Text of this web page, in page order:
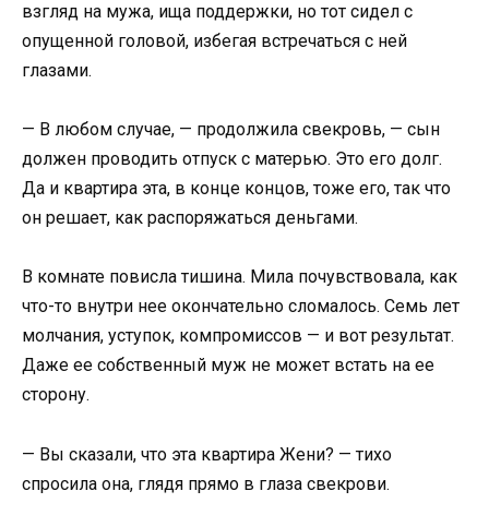
взгляд на мужа, ища поддержки, но тот сидел с
опущенной головой, избегая встречаться с ней
глазами.
— В любом случае, — продолжила свекровь, — сын
должен проводить отпуск с матерью. Это его долг.
Да и квартира эта, в конце концов, тоже его, так что
он решает, как распоряжаться деньгами.
В комнате повисла тишина. Мила почувствовала, как
что-то внутри нее окончательно сломалось. Семь лет
молчания, уступок, компромиссов — и вот результат.
Даже ее собственный муж не может встать на ее
сторону.
— Вы сказали, что эта квартира Жени? — тихо
спросила она, глядя прямо в глаза свекрови.